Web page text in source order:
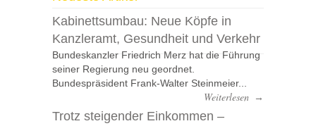
Kabinettsumbau: Neue Köpfe in
Kanzleramt, Gesundheit und Verkehr
Bundeskanzler Friedrich Merz hat die Führung
seiner Regierung neu geordnet.
Bundespräsident Frank-Walter Steinmeier...
Weiterlesen →
Trotz steigender Einkommen –